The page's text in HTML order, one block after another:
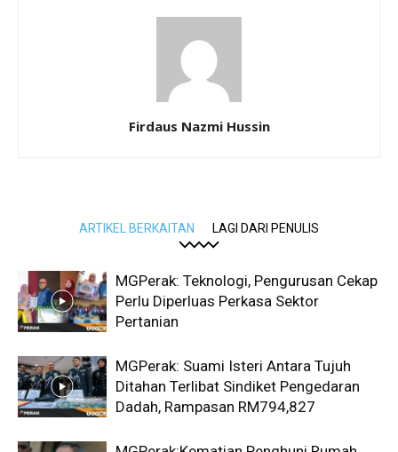
Firdaus Nazmi Hussin
ARTIKEL BERKAITAN LAGI DARI PENULIS
MGPerak: Teknologi, Pengurusan Cekap
Perlu Diperluas Perkasa Sektor
Pertanian
MGPerak: Suami Isteri Antara Tujuh
Ditahan Terlibat Sindiket Pengedaran
Dadah, Rampasan RM794,827